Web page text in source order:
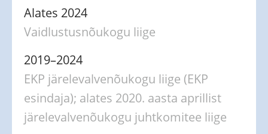
Alates 2024
Vaidlustusnõukogu liige
2019–2024
EKP järelevalvenõukogu liige (EKP
esindaja); alates 2020. aasta aprillist
järelevalvenõukogu juhtkomitee liige